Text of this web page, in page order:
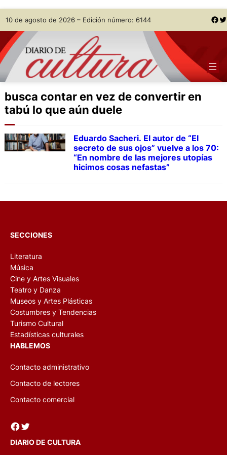
Skip
to
content
10 de agosto de 2026 – Edición número: 6144 Facebook Twitter
busca contar en vez de convertir en
tabú lo que aún duele
Eduardo Sacheri. El autor de “El
secreto de sus ojos” vuelve a los 70:
“En nombre de las mejores utopías
hicimos cosas nefastas”
SECCIONES
Literatura
Música
Cine y Artes Visuales
Teatro y Danza
Museos y Artes Plásticas
Costumbres y Tendencias
Turismo Cultural
Estadísticas culturales
HABLEMOS
Contacto administrativo
Contacto de lectores
Contacto comercial
Facebook Twitter
DIARIO DE CULTURA